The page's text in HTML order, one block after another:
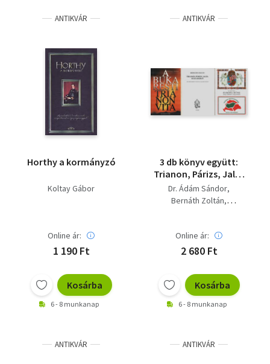
ANTIKVÁR
Horthy a kormányzó
Koltay Gábor
Online ár:
1 190 Ft
Kosárba
6 - 8 munkanap
ANTIKVÁR
3 db könyv együtt:
Trianon, Párizs, Jalta
században, Európa
bűne ahogy elbántak a
Dr. Ádám Sándor
Bernáth Zoltán
Online ár:
2 680 Ft
Kosárba
6 - 8 munkanap
ANTIKVÁR ANTIKVÁR